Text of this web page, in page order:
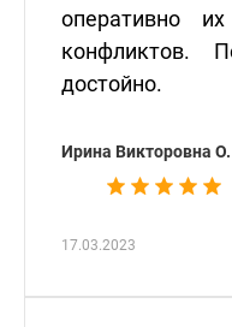
оперативно
конфликтов.
достойно.
Ирина Викторовна О.
17.03.2023